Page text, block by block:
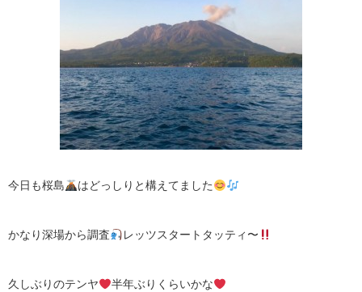
今日も桜島 はどっしりと構えてました
かなり深場から調査 レッツスタートタッティ〜
久しぶりのテンヤ 半年ぶりくらいかな